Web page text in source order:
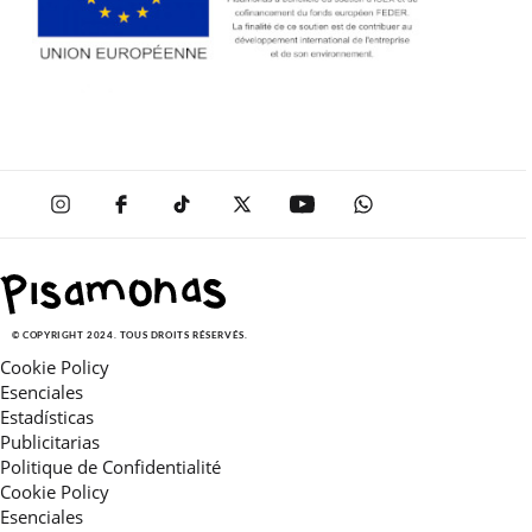
© COPYRIGHT 2024. TOUS DROITS RÉSERVÉS.
Cookie Policy
Esenciales
Estadísticas
Publicitarias
Politique de Confidentialité
Cookie Policy
Esenciales